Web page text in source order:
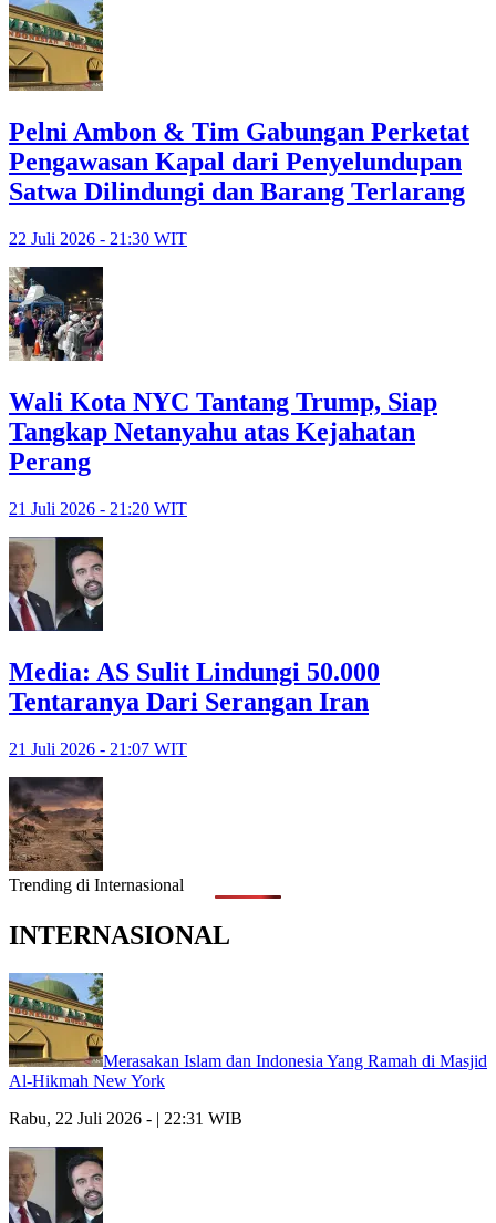
Pelni Ambon & Tim Gabungan Perketat
Pengawasan Kapal dari Penyelundupan
Satwa Dilindungi dan Barang Terlarang
22 Juli 2026 - 21:30 WIT
Wali Kota NYC Tantang Trump, Siap
Tangkap Netanyahu atas Kejahatan
Perang
21 Juli 2026 - 21:20 WIT
Media: AS Sulit Lindungi 50.000
Tentaranya Dari Serangan Iran
21 Juli 2026 - 21:07 WIT
Trending di Internasional
INTERNASIONAL
Merasakan Islam dan Indonesia Yang Ramah di Masjid
Al-Hikmah New York
Rabu, 22 Juli 2026 - | 22:31 WIB